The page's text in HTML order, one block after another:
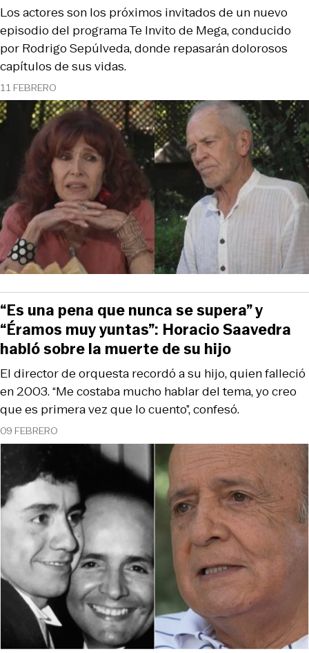
11 FEBRERO
Los actores son los próximos invitados de un nuevo
episodio del programa Te Invito de Mega, conducido
por Rodrigo Sepúlveda, donde repasarán dolorosos
capítulos de sus vidas.
09 FEBRERO
El director de orquesta recordó a su hijo, quien falleció
en 2003. “Me costaba mucho hablar del tema, yo creo
que es primera vez que lo cuento”, confesó.
“Es una pena que nunca se supera” y
“Éramos muy yuntas”: Horacio Saavedra
habló sobre la muerte de su hijo